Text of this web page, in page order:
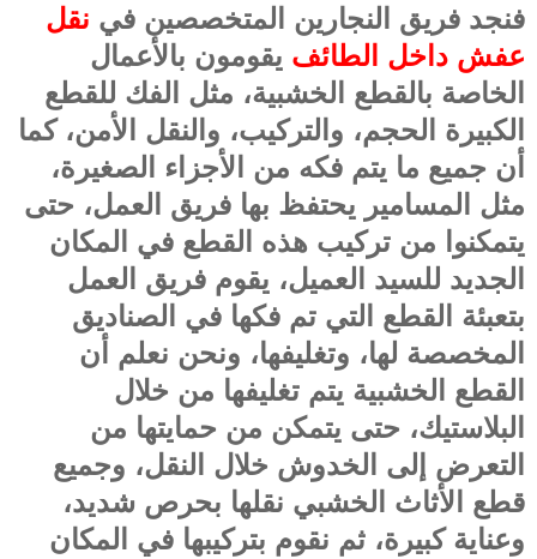
فنجد فريق النجارين المتخصصين في نقل
عفش داخل الطائف يقومون بالأعمال
الخاصة بالقطع الخشبية، مثل الفك للقطع
الكبيرة الحجم، والتركيب، والنقل الأمن، كما
أن جميع ما يتم فكه من الأجزاء الصغيرة،
مثل المسامير يحتفظ بها فريق العمل، حتى
يتمكنوا من تركيب هذه القطع في المكان
الجديد للسيد العميل، يقوم فريق العمل
بتعبئة القطع التي تم فكها في الصناديق
المخصصة لها، وتغليفها، ونحن نعلم أن
القطع الخشبية يتم تغليفها من خلال
البلاستيك، حتى يتمكن من حمايتها من
التعرض إلى الخدوش خلال النقل، وجميع
قطع الأثاث الخشبي نقلها بحرص شديد،
وعناية كبيرة، ثم نقوم بتركيبها في المكان